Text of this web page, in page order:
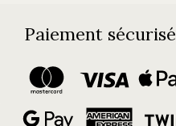
Paiement sécurisé